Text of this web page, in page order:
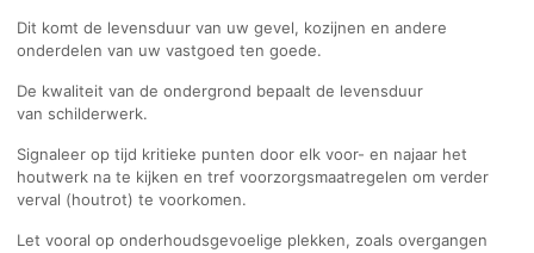
Dit komt de levensduur van uw gevel, kozijnen en andere
onderdelen van uw vastgoed ten goede.
De kwaliteit van de ondergrond bepaalt de levensduur
van schilderwerk.
Signaleer op tijd kritieke punten door elk voor- en najaar het
houtwerk na te kijken en tref voorzorgsmaatregelen om verder
verval (houtrot) te voorkomen.
Let vooral op onderhoudsgevoelige plekken, zoals overgangen